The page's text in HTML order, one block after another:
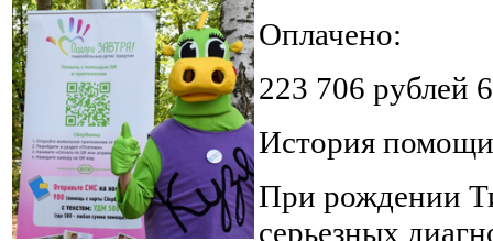
Оплачено:
223 706 рублей
История помощи
При рождении
серьезных